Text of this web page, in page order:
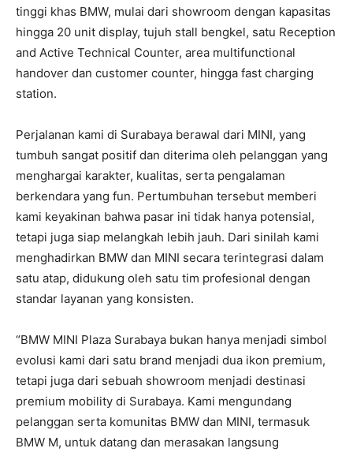
tinggi khas BMW, mulai dari showroom dengan kapasitas
hingga 20 unit display, tujuh stall bengkel, satu Reception
and Active Technical Counter, area multifunctional
handover dan customer counter, hingga fast charging
station.
Perjalanan kami di Surabaya berawal dari MINI, yang
tumbuh sangat positif dan diterima oleh pelanggan yang
menghargai karakter, kualitas, serta pengalaman
berkendara yang fun. Pertumbuhan tersebut memberi
kami keyakinan bahwa pasar ini tidak hanya potensial,
tetapi juga siap melangkah lebih jauh. Dari sinilah kami
menghadirkan BMW dan MINI secara terintegrasi dalam
satu atap, didukung oleh satu tim profesional dengan
standar layanan yang konsisten.
“BMW MINI Plaza Surabaya bukan hanya menjadi simbol
evolusi kami dari satu brand menjadi dua ikon premium,
tetapi juga dari sebuah showroom menjadi destinasi
premium mobility di Surabaya. Kami mengundang
pelanggan serta komunitas BMW dan MINI, termasuk
BMW M, untuk datang dan merasakan langsung